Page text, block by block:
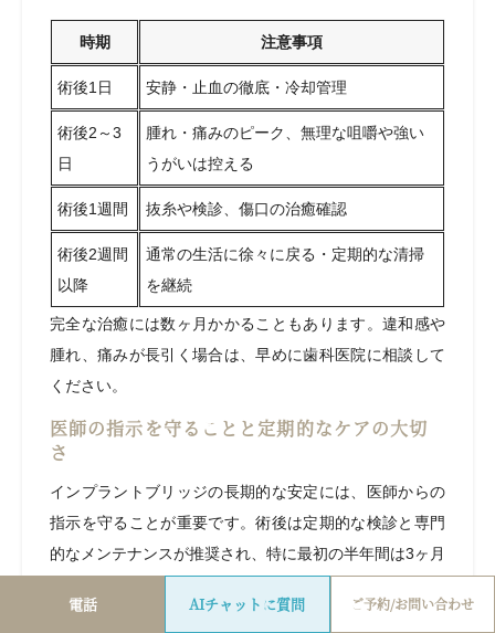
電話 AIチャットに質問 ご予約/お問い合わせ
時期 注意事項
術後1日 安静・止血の徹底・冷却管理
術後2～3
日
腫れ・痛みのピーク、無理な咀嚼や強い
うがいは控える
術後1週間 抜糸や検診、傷口の治癒確認
術後2週間
以降
通常の生活に徐々に戻る・定期的な清掃
を継続
完全な治癒には数ヶ月かかることもあります。違和感や
腫れ、痛みが長引く場合は、早めに歯科医院に相談して
ください。
医師の指示を守ることと定期的なケアの大切
さ
インプラントブリッジの長期的な安定には、医師からの
指示を守ることが重要です。術後は定期的な検診と専門
的なメンテナンスが推奨され、特に最初の半年間は3ヶ月
欠かせません。柔らかい歯ブラシや歯間ブラシを使って